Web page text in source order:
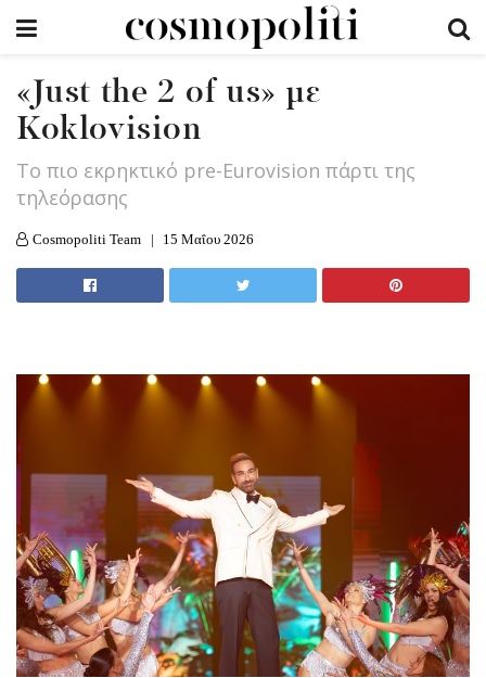
«Just the 2 οf us» με
Koklovision
Tο πιο εκρηκτικό pre-Eurovision πάρτι της
τηλεόρασης
Cosmopoliti Team 15 Μαΐου 2026